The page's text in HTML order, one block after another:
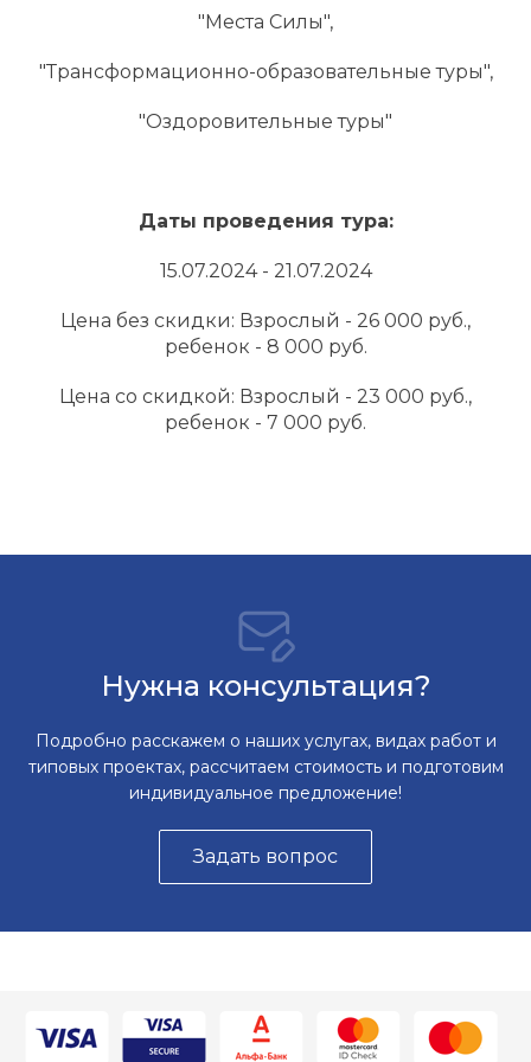
"Места Силы",
"Трансформационно-образовательные туры",
"Оздоровительные туры"
Даты проведения тура:
15.07.2024 - 21.07.2024
Цена без скидки: Взрослый - 26 000 руб.,
ребенок - 8 000 руб.
Цена со скидкой: Взрослый - 23 000 руб.,
ребенок - 7 000 руб.
Нужна консультация?
Подробно расскажем о наших услугах, видах работ и
типовых проектах, рассчитаем стоимость и подготовим
индивидуальное предложение!
Задать вопрос